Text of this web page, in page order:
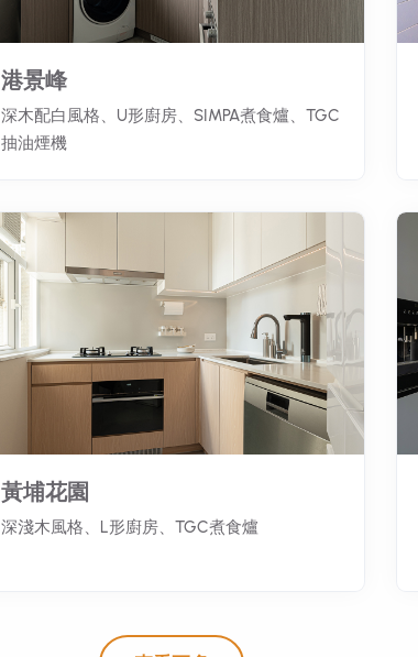
港景峰
深木配白風格、U形廚房、SIMPA煮食爐、TGC
抽油煙機
黃埔花園
深淺木風格、L形廚房、TGC煮食爐